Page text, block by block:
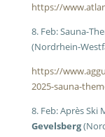
https://
8. Feb: Sauna-
(Nordrhein-
https://
2025-sauna-
8. Feb: Après
Gevelsberg